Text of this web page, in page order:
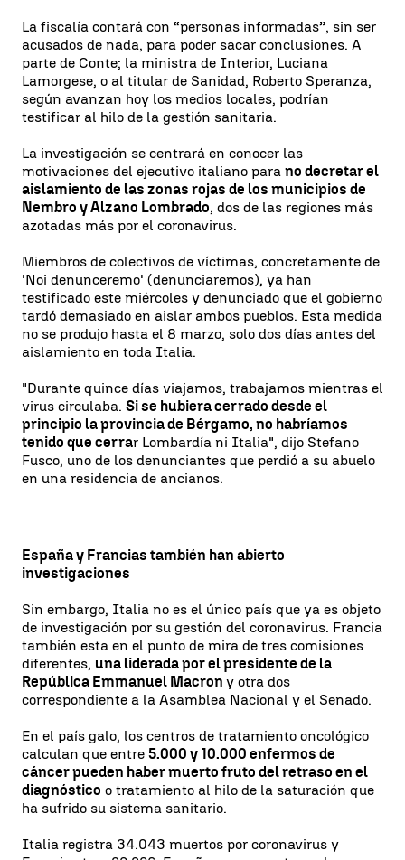
La fiscalía contará con “personas informadas”, sin ser
acusados de nada, para poder sacar conclusiones. A
parte de Conte; la ministra de Interior, Luciana
Lamorgese, o al titular de Sanidad, Roberto Speranza,
según avanzan hoy los medios locales, podrían
testificar al hilo de la gestión sanitaria.
La investigación se centrará en conocer las
motivaciones del ejecutivo italiano para no decretar el
aislamiento de las zonas rojas de los municipios de
Nembro y Alzano Lombrado, dos de las regiones más
azotadas más por el coronavirus.
Miembros de colectivos de víctimas, concretamente de
'Noi denunceremo' (denunciaremos), ya han
testificado este miércoles y denunciado que el gobierno
tardó demasiado en aislar ambos pueblos. Esta medida
no se produjo hasta el 8 marzo, solo dos días antes del
aislamiento en toda Italia.
"Durante quince días viajamos, trabajamos mientras el
virus circulaba. Si se hubiera cerrado desde el
principio la provincia de Bérgamo, no habríamos
tenido que cerrar Lombardía ni Italia", dijo Stefano
Fusco, uno de los denunciantes que perdió a su abuelo
en una residencia de ancianos.
España y Francias también han abierto
investigaciones
Sin embargo, Italia no es el único país que ya es objeto
de investigación por su gestión del coronavirus. Francia
también esta en el punto de mira de tres comisiones
diferentes, una liderada por el presidente de la
República Emmanuel Macron y otra dos
correspondiente a la Asamblea Nacional y el Senado.
En el país galo, los centros de tratamiento oncológico
calculan que entre 5.000 y 10.000 enfermos de
cáncer pueden haber muerto fruto del retraso en el
diagnóstico o tratamiento al hilo de la saturación que
ha sufrido su sistema sanitario.
Italia registra 34.043 muertos por coronavirus y